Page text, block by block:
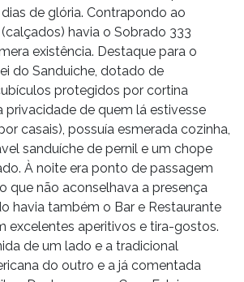
de glória. Contrapondo ao
havia o Sobrado 333
existência. Destaque para o
do Sanduiche, dotado de
protegidos por cortina
privacidade de quem lá estivesse
casais), possuía esmerada cozinha,
sanduíche de pernil e um chope
À noite era ponto de passagem
que não aconselhava a presença
havia também o Bar e Restaurante
excelentes aperitivos e tira-gostos.
de um lado e a tradicional
do outro e a já comentada